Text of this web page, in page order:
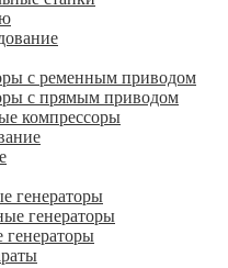
с ременным приводом
с прямым приводом
компрессоры
генераторы
генераторы
генераторы